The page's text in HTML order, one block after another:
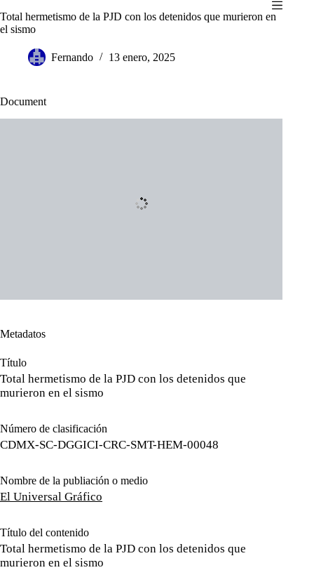
al
contenido
Total hermetismo de la PJD con los detenidos que murieron en
el sismo
Fernando 13 enero, 2025
Document
Metadatos
Título
Total hermetismo de la PJD con los detenidos que
murieron en el sismo
Número de clasificación
CDMX-SC-DGGICI-CRC-SMT-HEM-00048
Nombre de la publiación o medio
El Universal Gráfico
Título del contenido
Total hermetismo de la PJD con los detenidos que
murieron en el sismo